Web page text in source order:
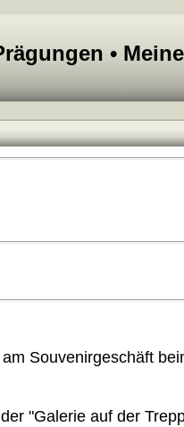
•
Souvenirgeschäft
"Galerie auf der